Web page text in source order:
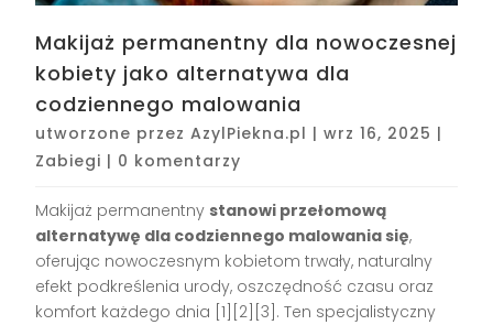
Makijaż permanentny dla nowoczesnej
kobiety jako alternatywa dla
codziennego malowania
utworzone przezAzylPiekna.pl |wrz 16, 2025 |
Zabiegi | 0 komentarzy
Makijaż permanentny stanowi przełomową
alternatywę dla codziennego malowania się,
oferując nowoczesnym kobietom trwały, naturalny
efekt podkreślenia urody, oszczędność czasu oraz
komfort każdego dnia [1][2][3] . Ten specjalistyczny